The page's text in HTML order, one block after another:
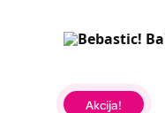
Akcija!